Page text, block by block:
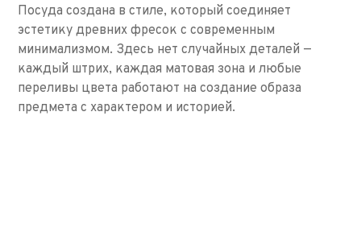
Посуда создана в стиле, который соединяет
эстетику древних фресок с современным
минимализмом. Здесь нет случайных деталей —
каждый штрих, каждая матовая зона и любые
переливы цвета работают на создание образа
предмета с характером и историей.